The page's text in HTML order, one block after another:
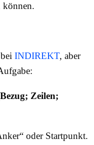
können.
INDIREKT, aber
Zeilen;
oder Startpunkt.